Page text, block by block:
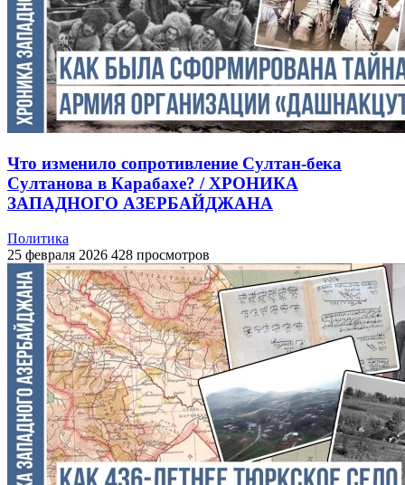
Что изменило сопротивление Султан-бека
Султанова в Карабахе? / ХРОНИКА
ЗАПАДНОГО АЗЕРБАЙДЖАНА
Политика
25 февраля 2026 428 просмотров